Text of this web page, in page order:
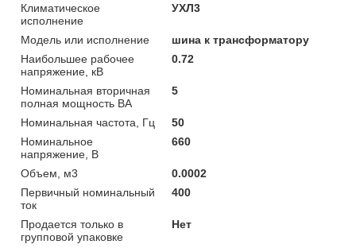
Климатическое
исполнение
УХЛ3
Модель или исполнение
шина к трансформатору
Наибольшее рабочее
напряжение, кВ
0.72
Номинальная вторичная
полная мощность ВА
5
Номинальная частота, Гц
50
Номинальное
напряжение, В
660
Объем, м3
0.0002
Первичный номинальный
ток
400
Продается только в
групповой упаковке
Нет